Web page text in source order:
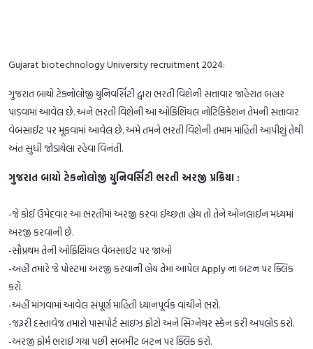
Gujarat biotechnology University recruitment 2024:
ગુજરાત બાયો ટેક્નોલોજી યુનિવર્સિટી દ્વારા ભરતી વિશેની સત્તાવાર જાહેરાત બહાર
પાડવામાં આવેલ છે. અને ભરતી વિશેની આ ઓફિશિયલ નોટિફિકેશન તેમની સત્તાવાર
વેબસાઈટ પર મૂકવામાં આવેલ છે. અમે તમને ભરતી વિશેની તમામ માહિતી આપીશું તેથી
અંત સુધી જોડાયેલા રહેવા વિનંતી.
ગુજરાત બાયો ટેકનોલોજી યુનિવર્સિટી ભરતી અરજી પ્રક્રિયા :
-જે કોઈ ઉમેદવાર આ ભરતીમાં અરજી કરવા ઈચ્છતા હોય તો તેને ઓનલાઈન મધ્યમાં
અરજી કરવાની છે.
-સૌપ્રથમ તેની ઓફિશિયલ વેબસાઈટ પર જાઓ
-અહીં તમારે જે પોસ્ટમાં અરજી કરવાની હોય તેમાં આપેલ Apply ના બટન પર ક્લિક
કરો.
-અહીં માંગવામાં આવેલ સંપૂર્ણ માહિતી ધ્યાનપૂર્વક વાંચીને ભરો.
-જરૂરી દસ્તાવેજ તમારો પાસપોર્ટ સાઇઝ ફોટો અને સિગ્નેચર સ્કેન કરી અપલોડ કરો.
-અરજી ફોર્મ ભરાઈ ગયા પછી સબમીટ બટન પર ક્લિક કરો.